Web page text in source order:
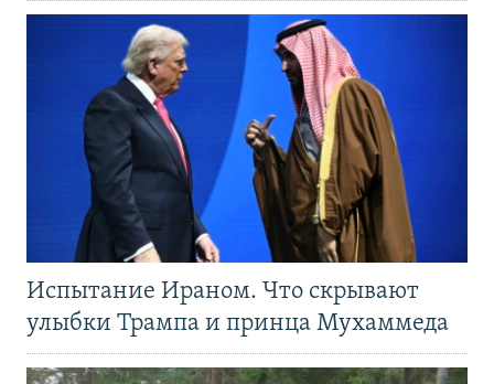
Испытание Ираном. Что скрывают
улыбки Трампа и принца Мухаммеда